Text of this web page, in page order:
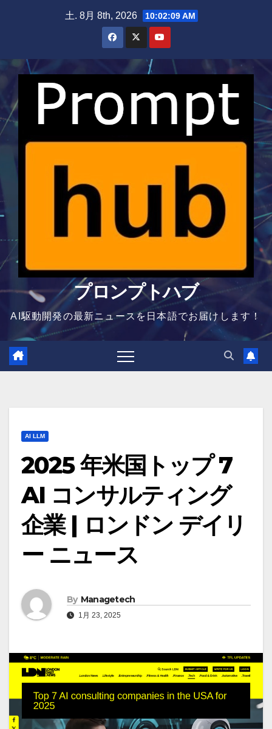
土. 8月 8th, 2026 10:02:10 AM
プロンプトハブ
AI駆動開発の最新ニュースを日本語でお届けします！
AI LLM
2025 年米国トップ 7
AI コンサルティング
企業 | ロンドン デイリ
ー ニュース
By Managetech
1月 23, 2025